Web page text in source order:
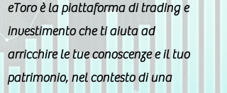
eToro è la piattaforma di trading e
investimento che ti aiuta ad
arricchire le tue conoscenze e il tuo
patrimonio, nel contesto di una